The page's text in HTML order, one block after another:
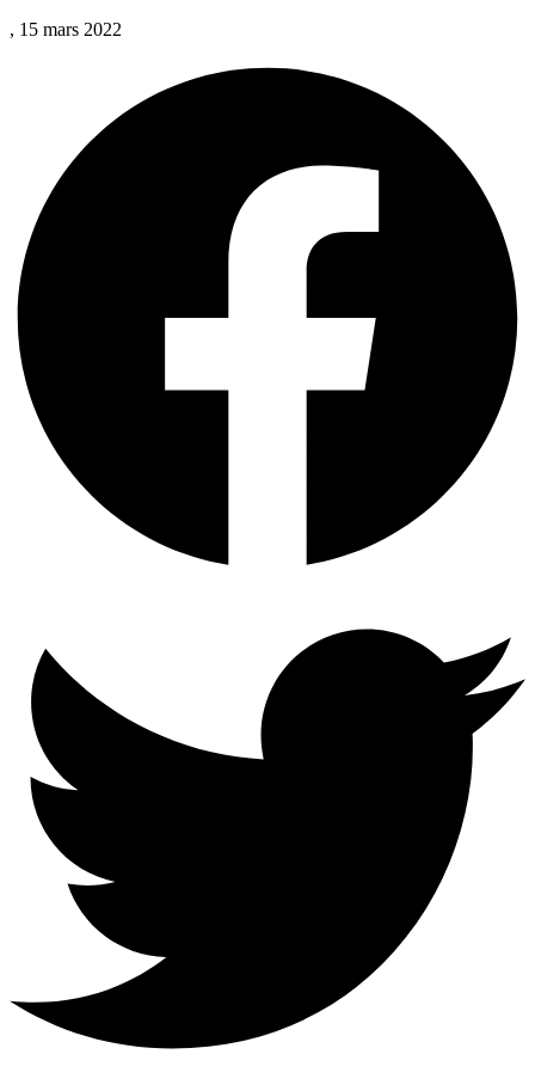
, 15 mars 2022